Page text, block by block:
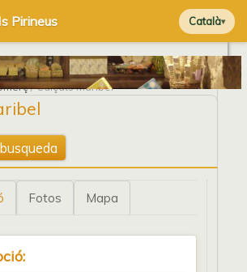
Català
/ Calçats Maribel
Fotos Mapa